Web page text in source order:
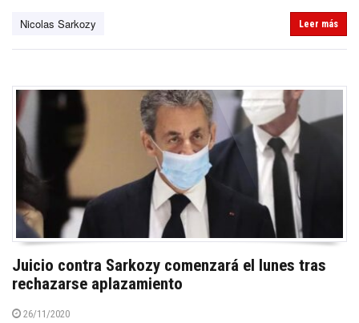
Nicolas Sarkozy Leer más
Juicio contra Sarkozy comenzará el lunes tras
rechazarse aplazamiento
26/11/2020